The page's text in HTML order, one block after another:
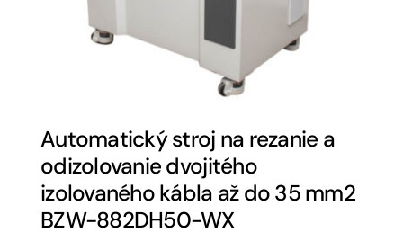
Automatický stroj na rezanie a
odizolovanie dvojitého
izolovaného kábla až do 35 mm2
BZW-882DH50-WX